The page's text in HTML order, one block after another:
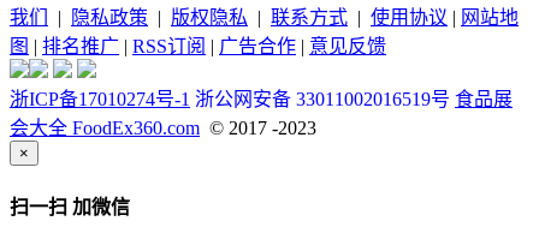
我们
| 隐私政策 | 版权隐私 | 联系方式 | 使用协议 | 网站地
图 | 排名推广 | RSS订阅 | 广告合作 | 意见反馈
浙ICP备17010274号-1 浙公网安备 33011002016519号 食品展
会大全 FoodEx360.com © 2017 -2023
×
扫一扫 加微信